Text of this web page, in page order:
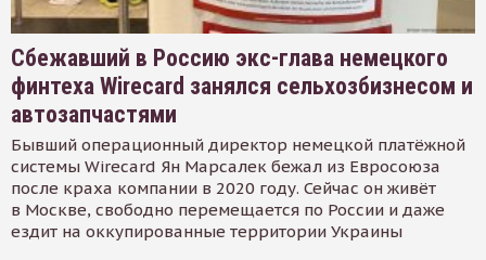
Сбежавший в Россию экс-глава немецкого
финтеха Wirecard занялся сельхозбизнесом и
автозапчастями
Бывший операционный директор немецкой платёжной
системы Wirecard Ян Марсалек бежал из Евросоюза
после краха компании в 2020 году. Сейчас он живёт
в Москве, свободно перемещается по России и даже
ездит на оккупированные территории Украины